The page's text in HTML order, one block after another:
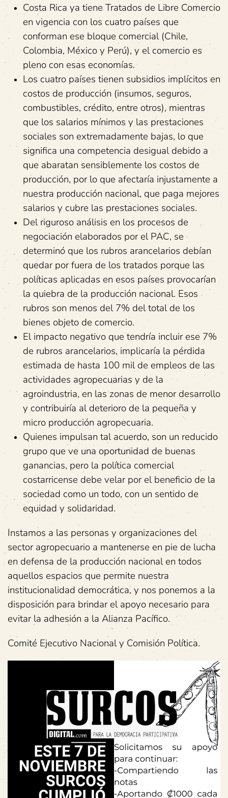
Costa Rica ya tiene Tratados de Libre Comercio
en vigencia con los cuatro países que
conforman ese bloque comercial (Chile,
Colombia, México y Perú), y el comercio es
pleno con esas economías.
Los cuatro países tienen subsidios implícitos en
costos de producción (insumos, seguros,
combustibles, crédito, entre otros), mientras
que los salarios mínimos y las prestaciones
sociales son extremadamente bajas, lo que
significa una competencia desigual debido a
que abaratan sensiblemente los costos de
producción, por lo que afectaría injustamente a
nuestra producción nacional, que paga mejores
salarios y cubre las prestaciones sociales.
Del riguroso análisis en los procesos de
negociación elaborados por el PAC, se
determinó que los rubros arancelarios debían
quedar por fuera de los tratados porque las
políticas aplicadas en esos países provocarían
la quiebra de la producción nacional. Esos
rubros son menos del 7% del total de los
bienes objeto de comercio.
El impacto negativo que tendría incluir ese 7%
de rubros arancelarios, implicaría la pérdida
estimada de hasta 100 mil de empleos de las
actividades agropecuarias y de la
agroindustria, en las zonas de menor desarrollo
y contribuiría al deterioro de la pequeña y
micro producción agropecuaria.
Quienes impulsan tal acuerdo, son un reducido
grupo que ve una oportunidad de buenas
ganancias, pero la política comercial
costarricense debe velar por el beneficio de la
sociedad como un todo, con un sentido de
equidad y solidaridad.
Instamos a las personas y organizaciones del
sector agropecuario a mantenerse en pie de lucha
en defensa de la producción nacional en todos
aquellos espacios que permite nuestra
institucionalidad democrática, y nos ponemos a la
disposición para brindar el apoyo necesario para
evitar la adhesión a la Alianza Pacífico.
Comité Ejecutivo Nacional y Comisión Política.